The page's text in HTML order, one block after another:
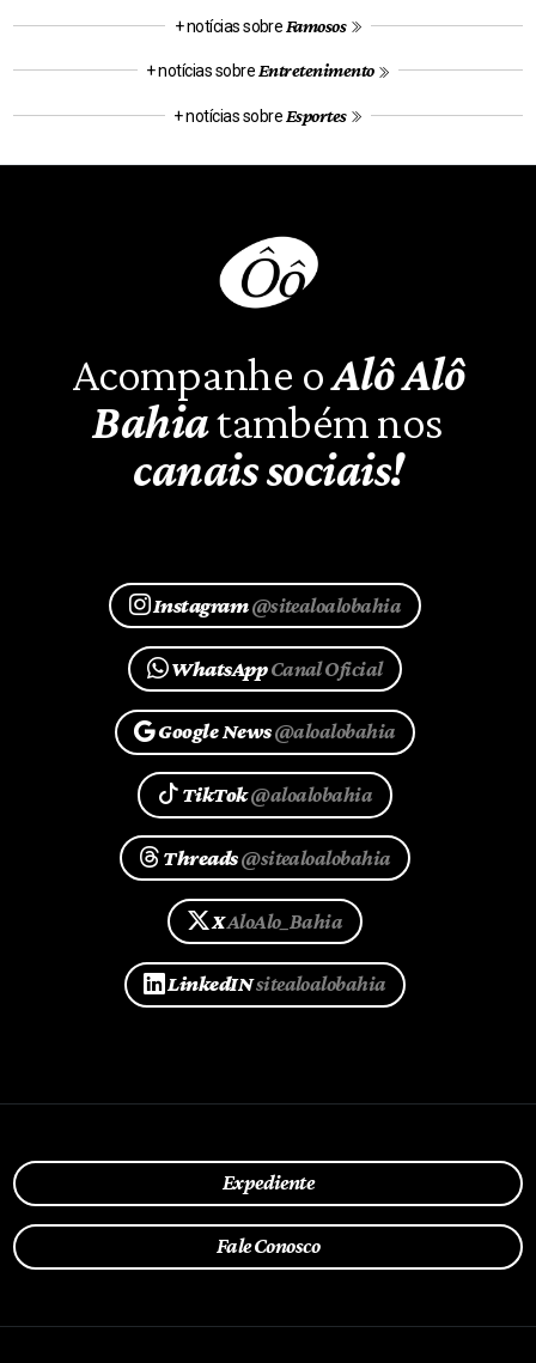
+ notícias sobre Famosos
+ notícias sobreEntretenimento
+ notícias sobre Esportes
Acompanhe oAlô Alô
Bahiatambém nos
canais sociais!
Instagram@sitealoalobahia
WhatsAppCanal Oficial
Google News@aloalobahia
TikTok@aloalobahia
Threads@sitealoalobahia
XAloAlo_Bahia
LinkedINsitealoalobahia
Expediente
Fale Conosco